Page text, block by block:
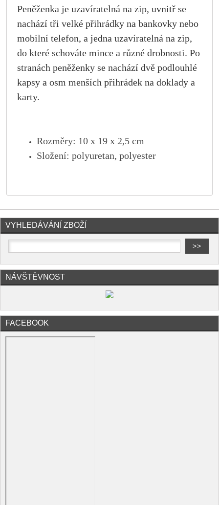
Peněženka je uzavíratelná na zip, uvnitř se
nachází tři velké přihrádky na bankovky nebo
mobilní telefon, a jedna uzavíratelná na zip,
do které schováte mince a různé drobnosti. Po
stranách peněženky se nachází dvě podlouhlé
kapsy a osm menších přihrádek na doklady a
karty.
Rozměry: 10 x 19 x 2,5 cm
Složení: polyuretan, polyester
VYHLEDÁVÁNÍ ZBOŽÍ
NÁVŠTĚVNOST
FACEBOOK